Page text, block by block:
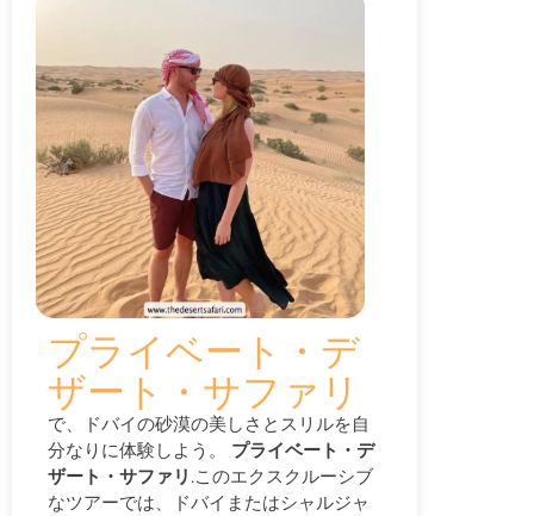
プライベート・デ
ザート・サファリ
で、ドバイの砂漠の美しさとスリルを自
分なりに体験しよう。 プライベート・デ
ザート・サファリ .このエクスクルーシブ
なツアーでは、ドバイまたはシャルジャ